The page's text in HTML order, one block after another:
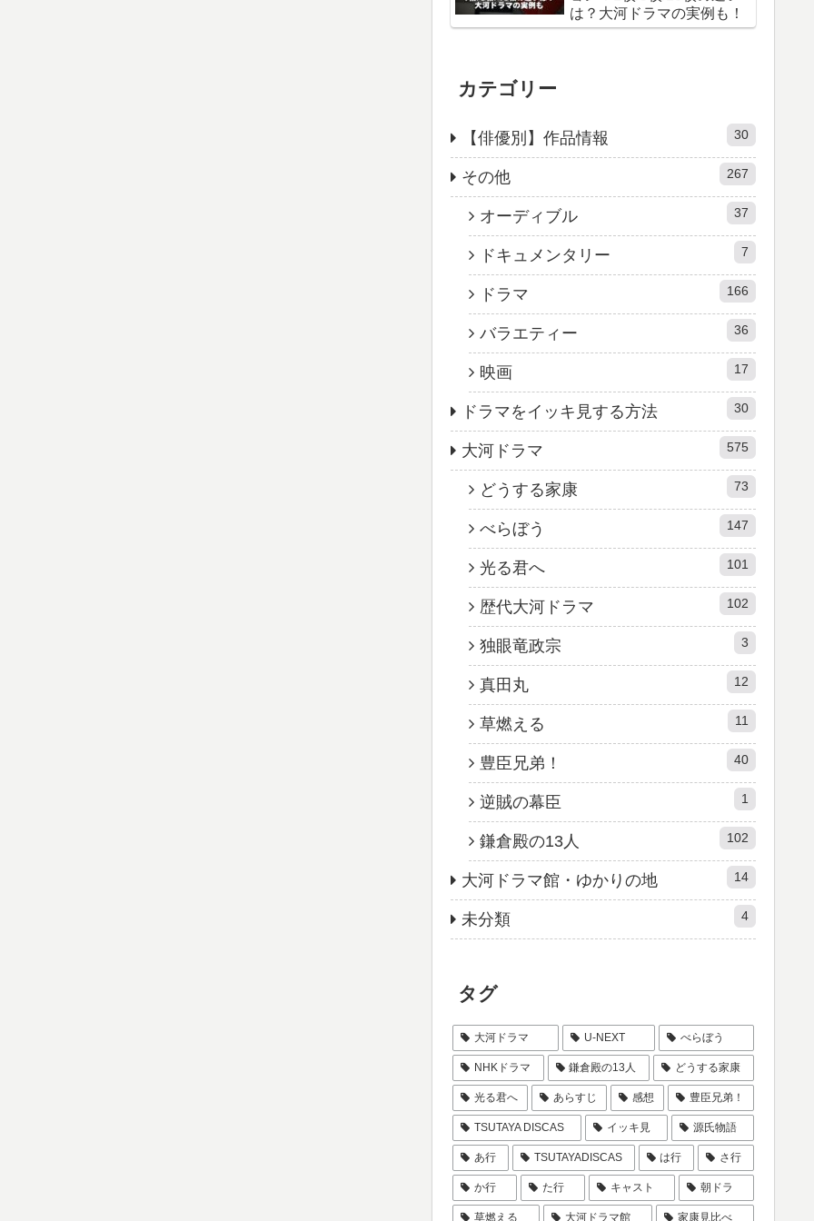
は？大河ドラマの実例も！
カテゴリー
【俳優別】作品情報 30
その他 267
オーディブル 37
ドキュメンタリー 7
ドラマ 166
バラエティー 36
映画 17
ドラマをイッキ見する方法 30
大河ドラマ 575
どうする家康 73
べらぼう 147
光る君へ 101
歴代大河ドラマ 102
独眼竜政宗 3
真田丸 12
草燃える 11
豊臣兄弟！ 40
逆賊の幕臣 1
鎌倉殿の13人 102
大河ドラマ館・ゆかりの地 14
未分類 4
タグ
大河ドラマ U-NEXT べらぼう
NHKドラマ 鎌倉殿の13人 どうする家康
光る君へ あらすじ 感想 豊臣兄弟！
TSUTAYA DISCAS イッキ見 源氏物語
あ行 TSUTAYADISCAS は行 さ行
か行 た行 キャスト 朝ドラ
草燃える 大河ドラマ館 家康見比べ